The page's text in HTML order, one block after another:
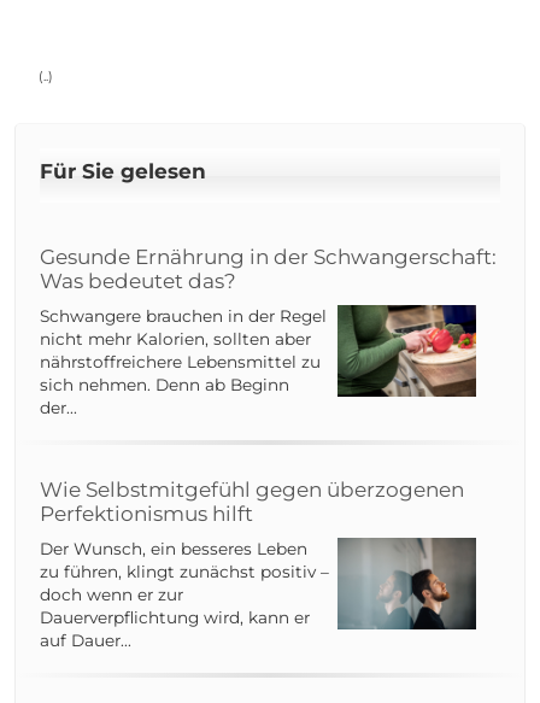
(..)
Für Sie gelesen
Gesunde Ernährung in der Schwangerschaft:
Was bedeutet das?
Schwangere brauchen in der Regel
nicht mehr Kalorien, sollten aber
nährstoffreichere Lebensmittel zu
sich nehmen. Denn ab Beginn
der...
Wie Selbstmitgefühl gegen überzogenen
Perfektionismus hilft
Der Wunsch, ein besseres Leben
zu führen, klingt zunächst positiv –
doch wenn er zur
Dauerverpflichtung wird, kann er
auf Dauer...